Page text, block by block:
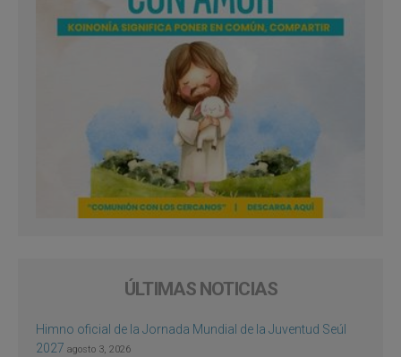
ÚLTIMAS NOTICIAS
Himno oficial de la Jornada Mundial de la Juventud Seúl
2027 agosto 3, 2026